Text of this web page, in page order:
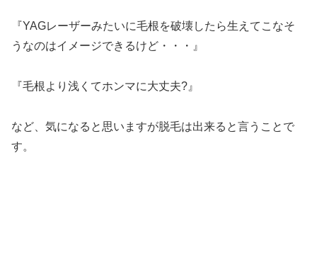
『YAGレーザーみたいに毛根を破壊したら生えてこなそ
うなのはイメージできるけど・・・』
『毛根より浅くてホンマに大丈夫?』
など、気になると思いますが脱毛は出来ると言うことで
す。